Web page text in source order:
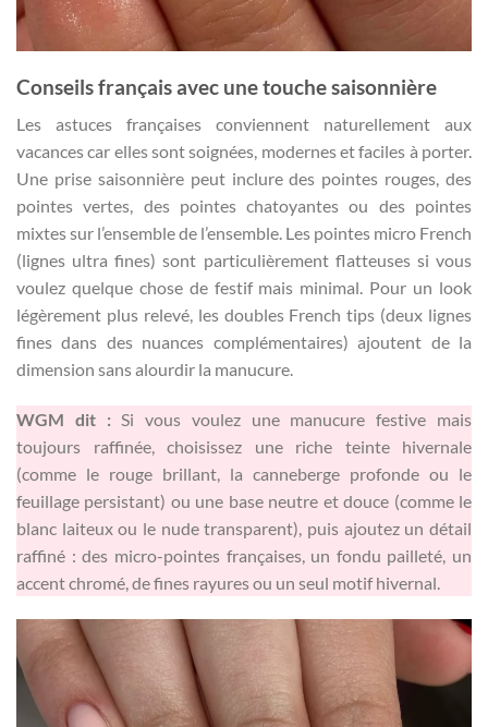
Conseils français avec une touche saisonnière
Les astuces françaises conviennent naturellement aux
vacances car elles sont soignées, modernes et faciles à porter.
Une prise saisonnière peut inclure des pointes rouges, des
pointes vertes, des pointes chatoyantes ou des pointes
mixtes sur l’ensemble de l’ensemble. Les pointes micro French
(lignes ultra fines) sont particulièrement flatteuses si vous
voulez quelque chose de festif mais minimal. Pour un look
légèrement plus relevé, les doubles French tips (deux lignes
fines dans des nuances complémentaires) ajoutent de la
dimension sans alourdir la manucure.
WGM dit :Si vous voulez une manucure festive mais
toujours raffinée, choisissez une riche teinte hivernale
(comme le rouge brillant, la canneberge profonde ou le
feuillage persistant) ou une base neutre et douce (comme le
blanc laiteux ou le nude transparent), puis ajoutez un détail
raffiné : des micro-pointes françaises, un fondu pailleté, un
accent chromé, de fines rayures ou un seul motif hivernal.